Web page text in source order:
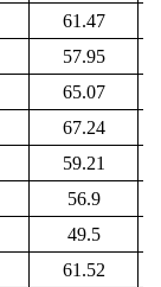
61.47
57.95
65.07
67.24
59.21
56.9
49.5
61.52